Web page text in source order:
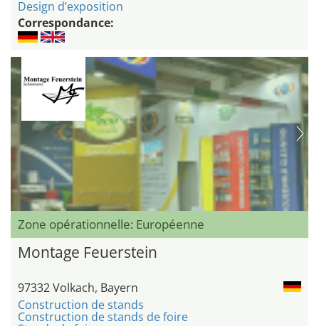
Design d’exposition
Correspondance:
Zone opérationnelle: Européenne
Montage Feuerstein
97332 Volkach, Bayern
Construction de stands
Construction de stands de foire